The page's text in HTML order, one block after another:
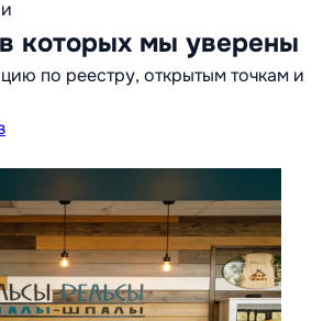
которых мы уверены
по реестру, открытым точкам и